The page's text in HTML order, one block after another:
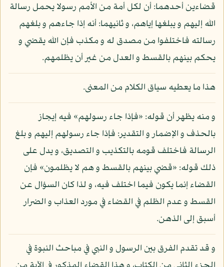
قضاءين أحدهما: أن لكل أمة من الأمم رسولا يحمل رسالة
الله إليهم و يبلغها إياهم، و ثانيهما: أنه إذا جاءهم و بلغهم
رسالته فاختلفوا من مصدق له و مكذب فإن الله يقضي و
يحكم بينهم بالقسط و العدل من غير أن يظلمهم.
هذا ما يعطيه سياق الكلام من المعنى.
و منه يظهر أن قوله: «فإذا جاء رسولهم» فيه إيجاز
بالحذف و الإضمار و التقدير: فإذا جاء رسولهم إليهم و بلغ
الرسالة فاختلف قومه بالتكذيب و التصديق، و يدل على
ذلك قوله: «قضي بينهم بالقسط و هم لا يظلمون» فإن
القضاء إنما يكون فيما اختلف فيه، و لذا كان السؤال عن
القسط و عدم الظلم في القضاء في مورد العذاب و الضرار
أسبق إلى الذهن.
و قد تقدم الفرق بين الرسول و النبي في مباحث النبوة في